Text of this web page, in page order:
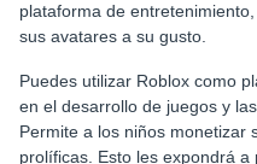
plataforma de
sus avatares a su gusto.
Puedes utilizar Roblox como
en el desarrollo de juegos y
Permite a los niños monetizar
prolíficas. Esto les expondrá